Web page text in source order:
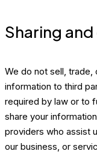
Sharing
We do not sell, trade,
information to third
required by law or to
share your
providers who assist
our business, or